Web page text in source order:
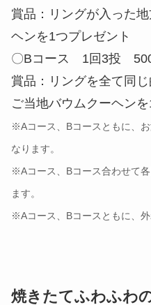
賞品：リングが入った
ヘンを1つプレゼント
〇Bコース 1回3投 500
賞品：リングを全て同
ご当地バウムクーヘン
※Aコース、Bコースともに、
なります。
※Aコース、Bコース合わせて
ます。
※Aコース、Bコースともに、
焼きたてふわふわ